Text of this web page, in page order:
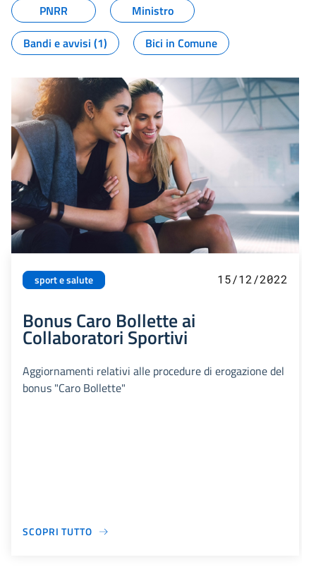
PNRR
Ministro
Bandi e avvisi (1)
Bici in Comune
sport e salute 15/12/2022
Bonus Caro Bollette ai
Collaboratori Sportivi
Aggiornamenti relativi alle procedure di erogazione del
bonus "Caro Bollette"
SCOPRI TUTTO